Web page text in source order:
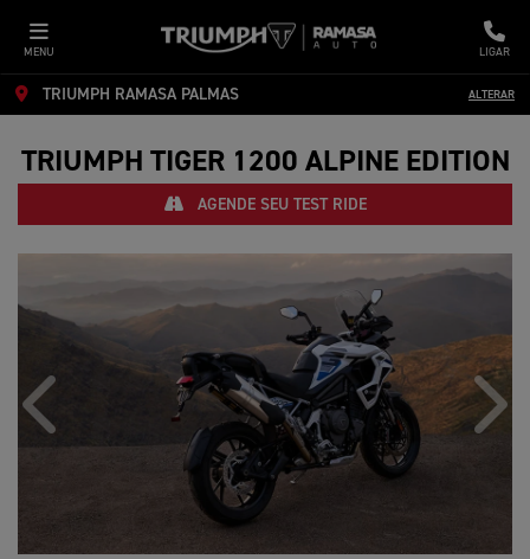
MENU LIGAR
TRIUMPH RAMASA PALMAS ALTERAR
TRIUMPH TIGER 1200 ALPINE EDITION
AGENDE SEU TEST RIDE
Anterior